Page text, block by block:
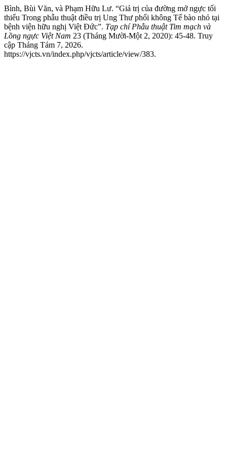
Bình, Bùi Văn, và Phạm Hữu Lư. “Giá trị của đường mở ngực tối
thiểu Trong phẫu thuật điều trị Ung Thư phổi không Tế bào nhỏ tại
bệnh viện hữu nghị Việt Đức”. Tạp chí Phẫu thuật Tim mạch và
Lồng ngực Việt Nam 23 (Tháng Mười-Một 2, 2020): 45-48. Truy
cập Tháng Tám 7, 2026.
https://vjcts.vn/index.php/vjcts/article/view/383.